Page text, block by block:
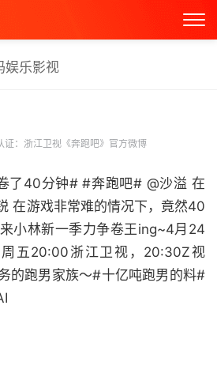
娱乐影视
证：浙江卫视《奔跑吧》官方微博
了40分钟# #奔跑吧# @沙溢 在
在游戏非常难的情况下，竟然40
小林新一季力争卷王ing~4月24
五20:00浙江卫视，20:30Z视
的跑男家族～#十亿吨跑男的料#